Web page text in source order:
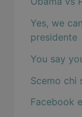
Yes, we
presidente
You say
Scemo chi
Facebook